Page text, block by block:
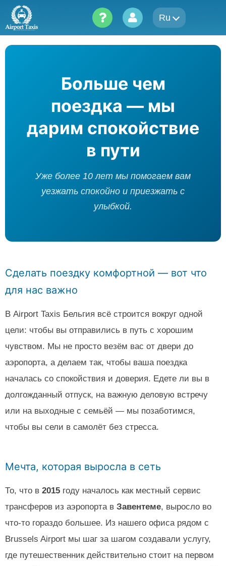
Skip
content
Ru
Больше чем
поездка — мы
дарим спокойствие
в пути
Уже более 10 лет мы помогаем вам
уезжать спокойно и приезжать с
улыбкой.
Сделать поездку комфортной — вот что
для нас важно
В Airport Taxis Бельгия всё строится вокруг одной
цели: чтобы вы отправились в путь с хорошим
чувством. Мы не просто везём вас от двери до
аэропорта, а делаем так, чтобы ваша поездка
началась со спокойствия и доверия. Едете ли вы в
долгожданный отпуск, на важную деловую встречу
или на выходные с семьёй — мы позаботимся,
чтобы вы сели в самолёт без стресса.
Мечта, которая выросла в сеть
То, что в 2015году началось как местный сервис
трансферов из аэропорта в Завентеме, выросло во
что-то гораздо большее. Из нашего офиса рядом с
Brussels Airport мы шаг за шагом создавали услугу,
где путешественник действительно стоит на первом